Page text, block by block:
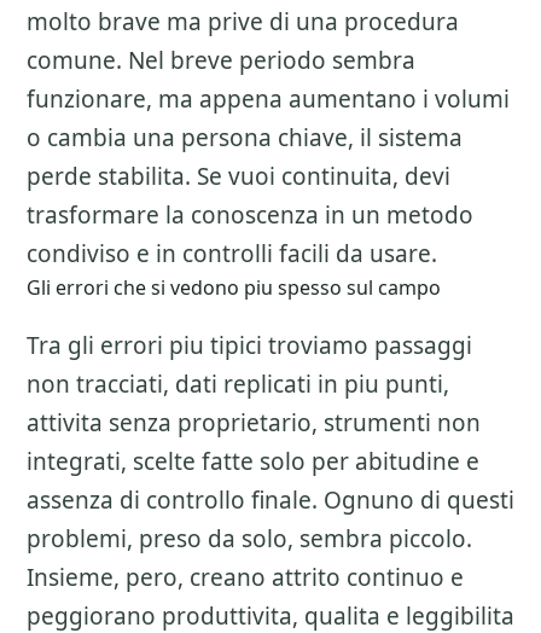
molto brave ma prive di una procedura
comune. Nel breve periodo sembra
funzionare, ma appena aumentano i volumi
o cambia una persona chiave, il sistema
perde stabilita. Se vuoi continuita, devi
trasformare la conoscenza in un metodo
condiviso e in controlli facili da usare.
Gli errori che si vedono piu spesso sul campo
Tra gli errori piu tipici troviamo passaggi
non tracciati, dati replicati in piu punti,
attivita senza proprietario, strumenti non
integrati, scelte fatte solo per abitudine e
assenza di controllo finale. Ognuno di questi
problemi, preso da solo, sembra piccolo.
Insieme, pero, creano attrito continuo e
peggiorano produttivita, qualita e leggibilita